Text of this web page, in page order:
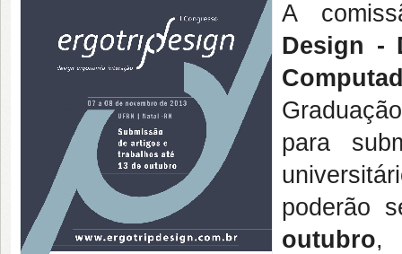
A
Design -
para
poderão
outubro,